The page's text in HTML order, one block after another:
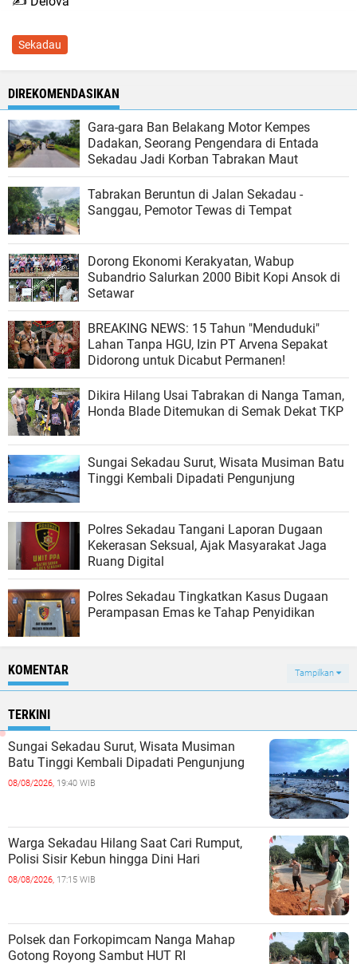
Sekadau
DIREKOMENDASIKAN
Gara-gara Ban Belakang Motor Kempes
Dadakan, Seorang Pengendara di Entada
Sekadau Jadi Korban Tabrakan Maut
Tabrakan Beruntun di Jalan Sekadau -
Sanggau, Pemotor Tewas di Tempat
Dorong Ekonomi Kerakyatan, Wabup
Subandrio Salurkan 2000 Bibit Kopi Ansok di
Setawar
BREAKING NEWS: 15 Tahun "Menduduki"
Lahan Tanpa HGU, Izin PT Arvena Sepakat
Didorong untuk Dicabut Permanen!
Dikira Hilang Usai Tabrakan di Nanga Taman,
Honda Blade Ditemukan di Semak Dekat TKP
Sungai Sekadau Surut, Wisata Musiman Batu
Tinggi Kembali Dipadati Pengunjung
Polres Sekadau Tangani Laporan Dugaan
Kekerasan Seksual, Ajak Masyarakat Jaga
Ruang Digital
Polres Sekadau Tingkatkan Kasus Dugaan
Perampasan Emas ke Tahap Penyidikan
KOMENTAR Tampilkan
TERKINI
Sungai Sekadau Surut, Wisata Musiman
Batu Tinggi Kembali Dipadati Pengunjung
08/08/2026, 19:40 WIB
Warga Sekadau Hilang Saat Cari Rumput,
Polisi Sisir Kebun hingga Dini Hari
08/08/2026, 17:15 WIB
Polsek dan Forkopimcam Nanga Mahap
Gotong Royong Sambut HUT RI